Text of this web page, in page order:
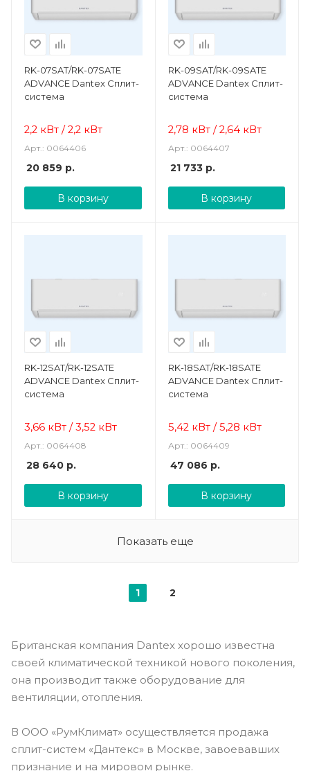
RK-07SAT/RK-07SATE
ADVANCE Dantex Сплит-
система
2,2 кВт / 2,2 кВт
Арт.: 0064406
20 859 р.
В корзину
RK-09SAT/RK-09SATE
ADVANCE Dantex Сплит-
система
2,78 кВт / 2,64 кВт
Арт.: 0064407
21 733р.
В корзину
RK-12SAT/RK-12SATE
ADVANCE Dantex Сплит-
система
3,66 кВт / 3,52 кВт
Арт.: 0064408
28 640 р.
В корзину
RK-18SAT/RK-18SATE
ADVANCE Dantex Сплит-
система
5,42 кВт / 5,28 кВт
Арт.: 0064409
47 086 р.
В корзину
Показать еще
1 2
Британская компания Dantex хорошо известна
своей климатической техникой нового поколения,
она производит также оборудование для
вентиляции, отопления.
В ООО «РумКлимат» осуществляется продажа
сплит-систем «Дантекс» в Москве, завоевавших
признание и на мировом рынке.